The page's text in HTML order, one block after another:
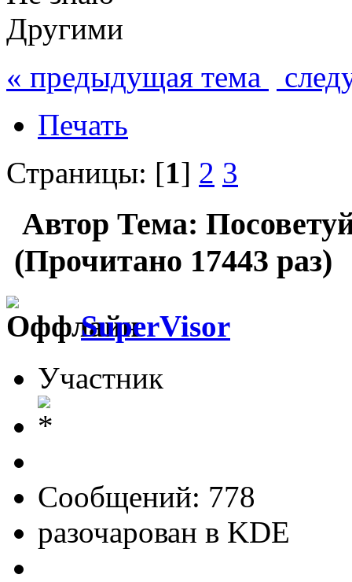
Другими
« предыдущая тема
Печать
Страницы: [1] 2 3
Автор Тема:
(Прочитано 17443 раз)
SuperVisor
Участник
Сообщений: 778
разочарован в KDE